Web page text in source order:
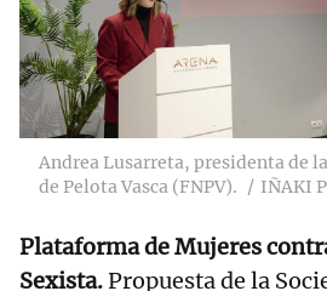
Andrea Lusarreta, presidenta de
de Pelota Vasca (FNPV).
IÑAKI
Plataforma de Mujeres
Sexista.Propuesta de la